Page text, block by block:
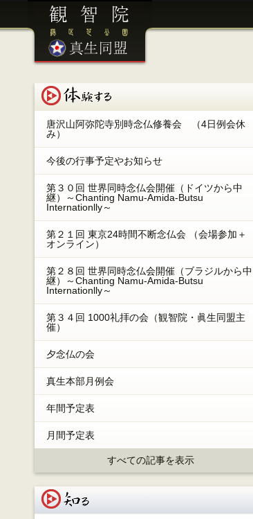
唐沢山阿弥陀寺別時念仏修養会 （4日例会休
み）
今後の行事予定やお知らせ
第３０回 世界同時念仏会開催（ドイツから中
継）～Chanting Namu-Amida-Butsu
Internationlly～
第２１回 東京24時間不断念仏会 （会場参加＋
オンライン）
第２８回 世界同時念仏会開催（ブラジルから中
継）～Chanting Namu-Amida-Butsu
Internationlly～
第３４回 1000礼拝の会（観智院・眞生同盟主
催）
夕念仏の会
真生本部月例会
年間予定表
月間予定表
すべての記事を表示